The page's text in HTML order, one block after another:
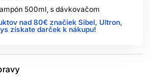
500ml, s dávkovačom
nad 80€ značiek Sibel, Ultron,
získate darček k nákupu!